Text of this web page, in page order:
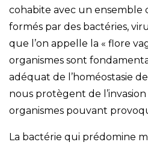
cohabite avec un ensemble
formés par des bactéries,
que l’on appelle la « flore
organismes sont
adéquat de l’homéostasie
nous protègent de
organismes pouvant
La bactérie qui prédomine